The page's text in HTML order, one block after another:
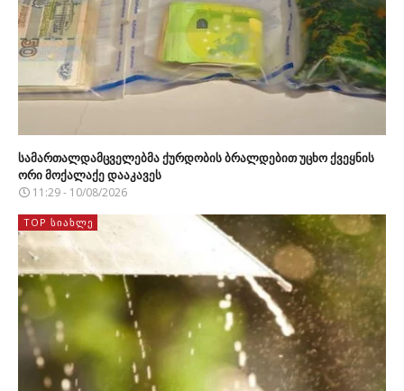
სამართალდამცველებმა ქურდობის ბრალდებით უცხო ქვეყნის
ორი მოქალაქე დააკავეს
11:29 - 10/08/2026
TOP ᲡᲘᲐᲮᲚᲔ